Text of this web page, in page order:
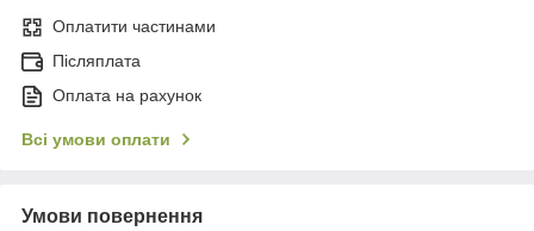
Оплатити частинами
Післяплата
Оплата на рахунок
Всі умови оплати
Умови повернення